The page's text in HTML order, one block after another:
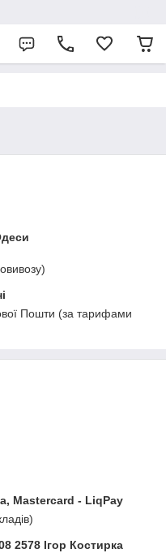
Пошти (за тарифами
Mastercard - LiqPay
2578 Ігор Костирка